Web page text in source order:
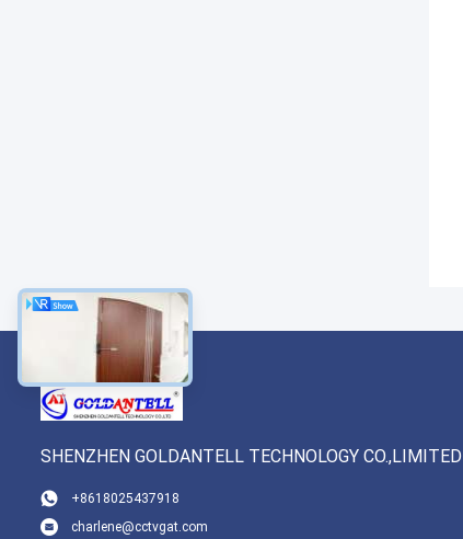
SHENZHEN GOLDANTELL TECHNOLOGY CO.,LIMITED
+8618025437918
charlene@cctvgat.com